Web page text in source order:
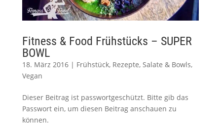
Fitness & Food Frühstücks – SUPER
BOWL
18. März 2016| Frühstück, Rezepte, Salate & Bowls,
Vegan
Dieser Beitrag ist passwortgeschützt. Bitte gib das
Passwort ein, um diesen Beitrag anschauen zu
können.